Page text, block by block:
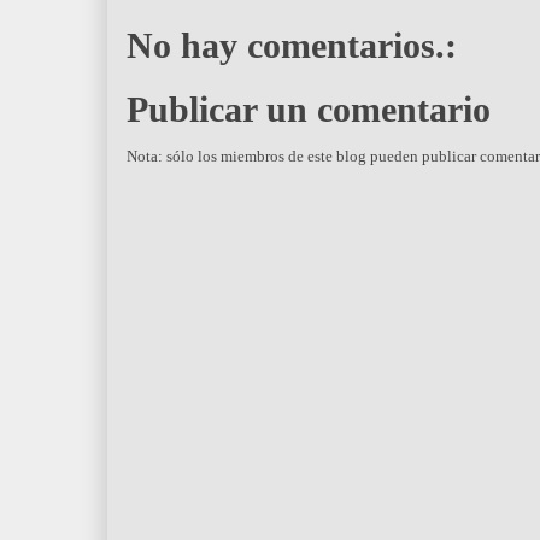
No hay comentarios.:
Publicar un comentario
Nota: sólo los miembros de este blog pueden publicar